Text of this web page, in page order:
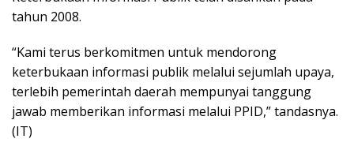
tahun 2008.
“Kami terus berkomitmen untuk mendorong
keterbukaan informasi publik melalui sejumlah upaya,
terlebih pemerintah daerah mempunyai tanggung
jawab memberikan informasi melalui PPID,” tandasnya.
(IT)